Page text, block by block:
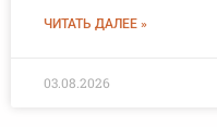
ЧИТАТЬ ДАЛЕЕ »
03.08.2026